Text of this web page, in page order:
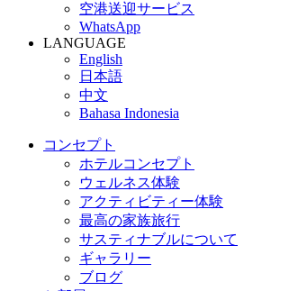
空港送迎サービス
WhatsApp
LANGUAGE
English
日本語
中文
Bahasa Indonesia
コンセプト
ホテルコンセプト
ウェルネス体験
アクティビティー体験
最高の家族旅行
サスティナブルについて
ギャラリー
ブログ